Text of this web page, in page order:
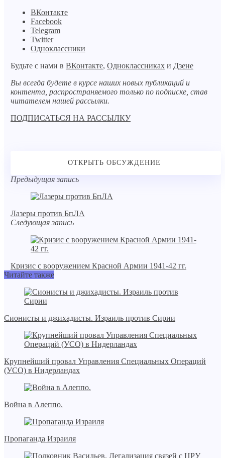
ВКонтакте
Facebook
Telegram
Twitter
Одноклассники
Будьте с нами в ВКонтакте, Одноклассникахи Дзене
Вы всегда будете в курсе наших новых публикаций и
контента, распространяемого только по подписке, став
читателем нашей рассылки.
ПОДПИСАТЬСЯ НА РАССЫЛКУ
Предыдущая запись
Лазеры против БпЛА
Следующая запись
Кризис с вооружением Красной Армии 1941-42 гг.
Читайте также
Сионисты и джихадисты. Израиль против Сирии
Крупнейший провал Управления Специальных Операций
(УСО) в Нидерландах
Война в Алеппо.
Пропаганда Израиля